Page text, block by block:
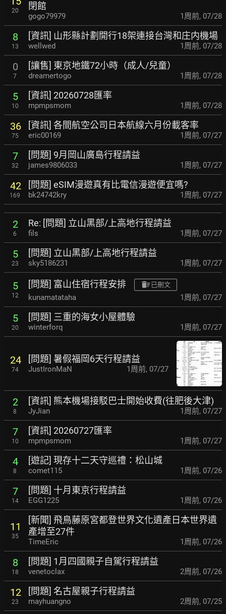
20
閉館
gogo79979 1周前, 07/28
8
13
[資訊] 山形縣計劃開行18架連接台灣和庄内機場
wellwed 1周前, 07/28
0
7
[讓售] 東京地鐵72小時（成人/兒童）
dreamertogo 1周前, 07/28
5
10
[資訊] 20260728匯率
mpmpsmom 1周前, 07/28
36
75
[資訊] 各間航空公司日本航線六月份載客率
eric00169 1周前, 07/27
7
32
[問題] 9月岡山廣島行程請益
james9806033 1周前, 07/27
42
169
[問題] eSIM漫遊真有比電信漫遊便宜嗎?
bk24742kry 1周前, 07/27
2
6
Re: [問題] 立山黑部/上高地行程請益
fils 1周前, 07/27
5
23
[問題] 立山黑部/上高地行程請益
sky5186231 1周前, 07/27
5
12
[問題] 富山住宿行程安排 已刪文
kunamatataha 1周前, 07/27
5
20
[問題] 三重的海女小屋體驗
winterforq 1周前, 07/27
24
74
[問題] 暑假福岡6天行程請益
JustIronMaN 1周前, 07/27
2
8
[資訊] 熊本機場接駁巴士開始收費(往肥後大津)
JyJian 1周前, 07/27
7
10
[資訊] 20260727匯率
mpmpsmom 1周前, 07/27
4
8
[遊記] 現存十二天守巡禮：松山城
comet115 1周前, 07/26
7
14
[問題] 十月東京行程請益
EGG1225 1周前, 07/26
11
35
[新聞] 飛鳥藤原宮都登世界文化遺產 日本世界遺
產增至27件
TimeEric 1周前, 07/26
8
18
[問題] 1月四國親子自駕行程請益
venetoclax 2周前, 07/26
12
23
[問題] 名古屋親子行程請益
mayhuangno 2周前, 07/25